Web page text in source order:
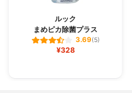
ルック
まめピカ除菌プラス
3.69(5)
¥328